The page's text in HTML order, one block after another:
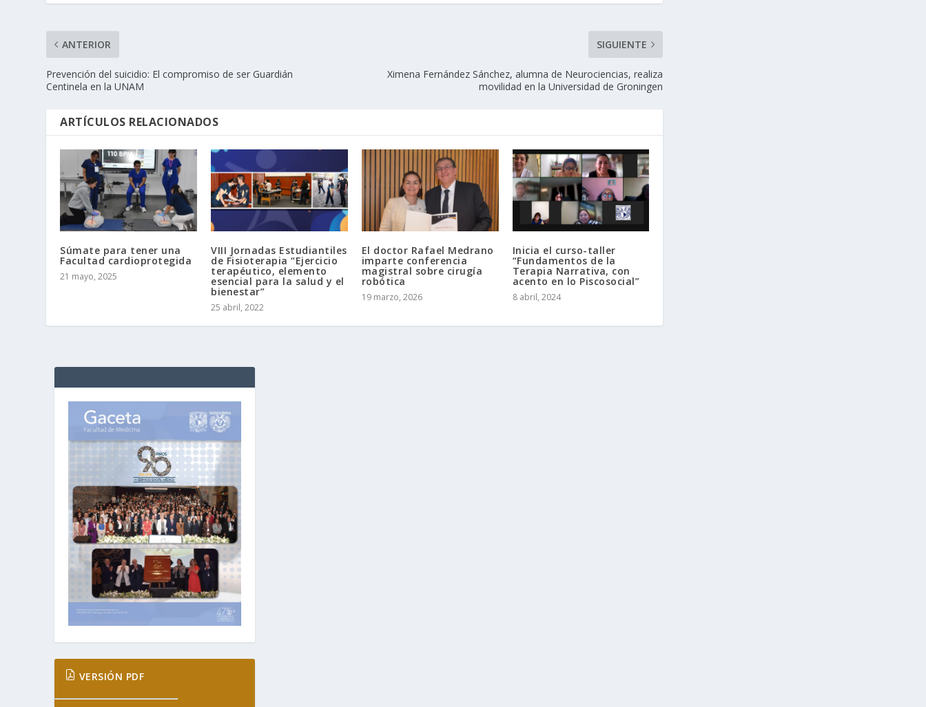
ANTERIOR
Prevención del suicidio: El compromiso de ser Guardián
Centinela en la UNAM
SIGUIENTE
Ximena Fernández Sánchez, alumna de Neurociencias, realiza
movilidad en la Universidad de Groningen
ARTÍCULOS RELACIONADOS
Súmate para tener una
Facultad cardioprotegida
21 mayo, 2025
VIII Jornadas Estudiantiles
de Fisioterapia “Ejercicio
terapéutico, elemento
esencial para la salud y el
bienestar”
25 abril, 2022
El doctor Rafael Medrano
imparte conferencia
magistral sobre cirugía
robótica
19 marzo, 2026
Inicia el curso-taller
“Fundamentos de la
Terapia Narrativa, con
acento en lo Piscosocial”
8 abril, 2024
VERSIÓN PDF